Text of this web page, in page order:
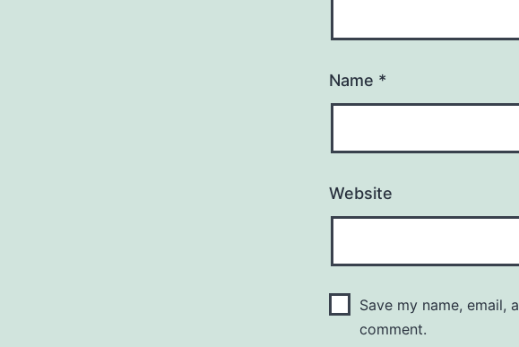
Name *
Website
Save my name, email,
comment.